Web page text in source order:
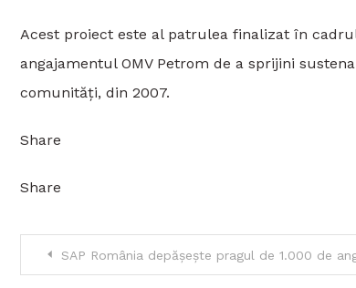
Acest proiect este al patrulea finalizat în
angajamentul OMV Petrom de a sprijini
comunități, din 2007.
Share
Share
Navigare
SAP România depășește pragul de 1.000 de angajați și își consolidează rolul de lider în